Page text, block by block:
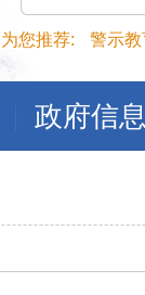
为您推荐: 警示教
政府信